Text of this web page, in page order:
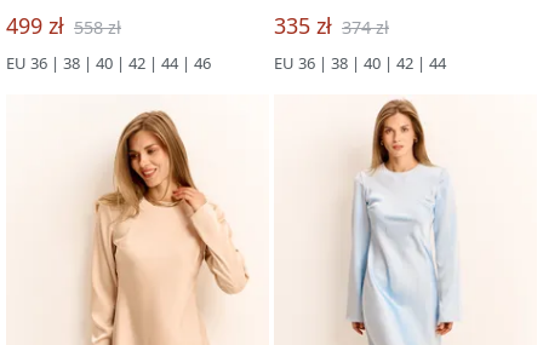
499 zł 558 zł
EU 36 | 38 | 40 | 42 | 44 | 46
335 zł 374 zł
EU 36 | 38 | 40 | 42 | 44